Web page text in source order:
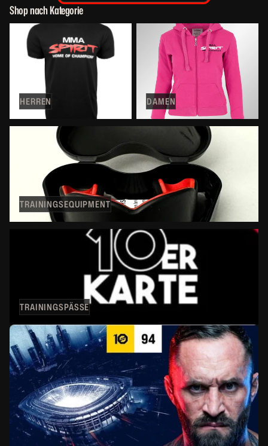
Shop nach Kategorie
Herren
HERREN
Damen
DAMEN
Trainingsequipment
TRAININGSEQUIPMENT
TRAININGSPÄSSE